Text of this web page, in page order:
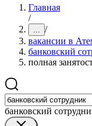
Главная
/
... /
вакансии в
банковский
полная
банковский